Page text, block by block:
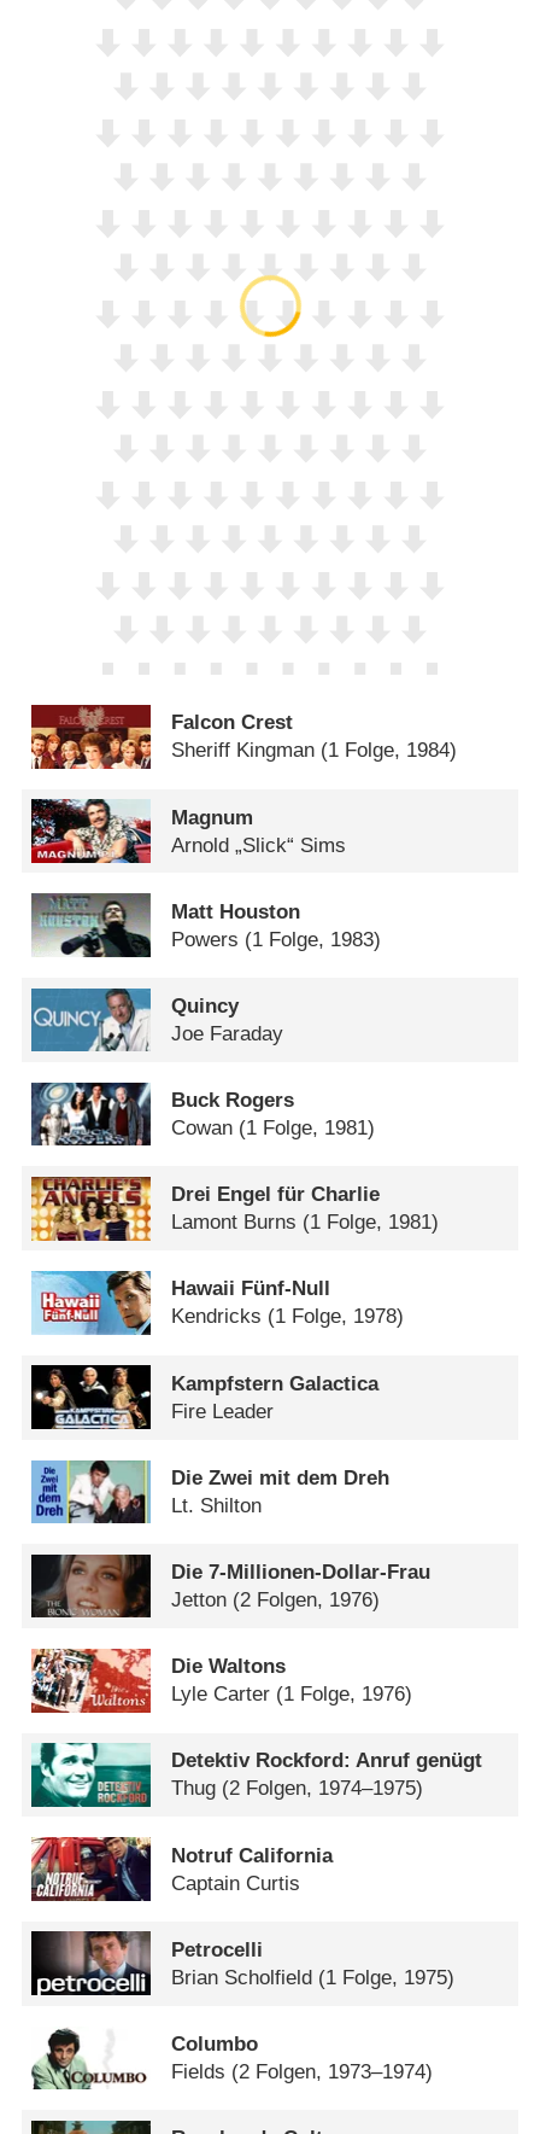
Falcon Crest
Sheriff Kingman (1 Folge, 1984)
Magnum
Arnold „Slick“ Sims
Matt Houston
Powers (1 Folge, 1983)
Quincy
Joe Faraday
Buck Rogers
Cowan (1 Folge, 1981)
Drei Engel für Charlie
Lamont Burns (1 Folge, 1981)
Hawaii Fünf-Null
Kendricks (1 Folge, 1978)
Kampfstern Galactica
Fire Leader
Die Zwei mit dem Dreh
Lt. Shilton
Die 7-Millionen-Dollar-Frau
Jetton (2 Folgen, 1976)
Die Waltons
Lyle Carter (1 Folge, 1976)
Detektiv Rockford: Anruf genügt
Thug (2 Folgen, 1974–1975)
Notruf California
Captain Curtis
Petrocelli
Brian Scholfield (1 Folge, 1975)
Columbo
Fields (2 Folgen, 1973–1974)